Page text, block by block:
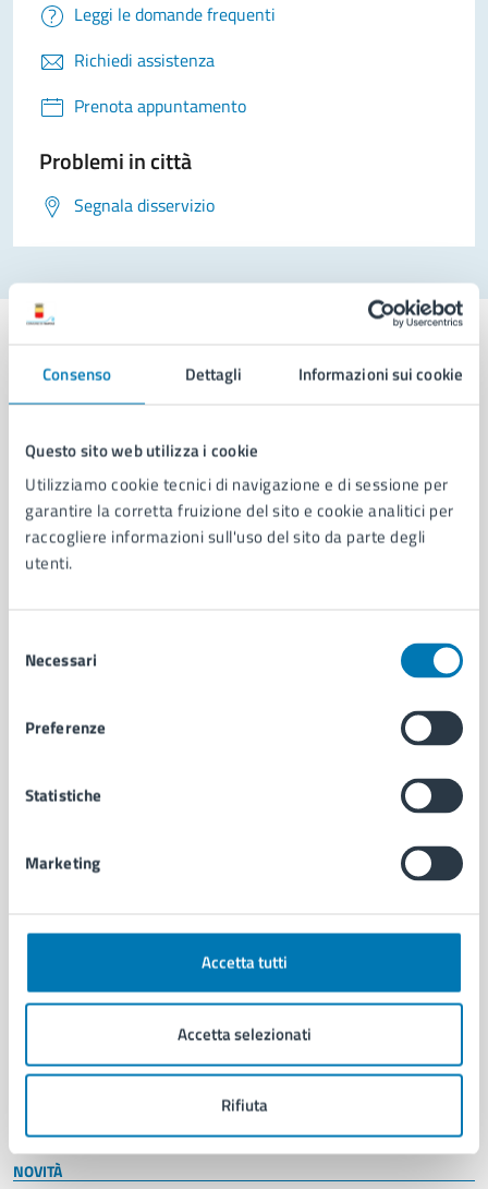
Consenso Dettagli Informazioni sui cookie
Questo sito web utilizza i cookie
Utilizziamo cookie tecnici di navigazione e di sessione per
garantire la corretta fruizione del sito e cookie analitici per
raccogliere informazioni sull'uso del sito da parte degli
utenti.
delNecessari
Preferenze
Statistiche
Marketing
Accetta tutti
Accetta selezionati
Rifiuta
Leggi le domande frequenti
Richiedi assistenza
Prenota appuntamento
Problemi in città
Segnala disservizio
Comune di Napoli
AMMINISTRAZIONE
Aree amministrative
Organi di governo
Municipalità
Politici
Personale amministrativo
Intranet, posta aziendale e protocollo
CATEGORIE DI SERVIZIO
Anagrafe e stato civile
Documenti e certificati
Giustizia e sicurezza pubblica
Salute, benessere e assistenza
Servizi Cimiteriali
NOVITÀ